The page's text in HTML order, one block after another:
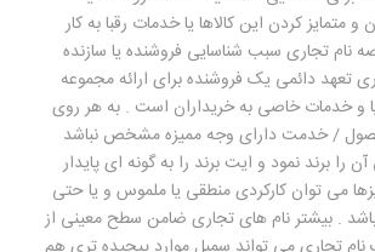
متمایز کردن این کالاها یا خدمات رقبا به کار
نام تجاری سبب شناسایی فروشنده یا سازنده
تعهد دائمی یک فروشنده برای ارائه مجموعه
و خدمات خاصی به خریداران است . به هر روی
/ خدمت دارای وجه ممیزه مشخص نباشد
را برند نمود و ایت برند را به گونه ای پایدار
می توان کارکردی منطقی یا ملموس و یا حتی
. بیشتر نام های تجاری ضامن سطح معینی از